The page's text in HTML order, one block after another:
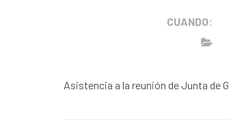
CUANDO:
Asistencia a la reunión de Junta de